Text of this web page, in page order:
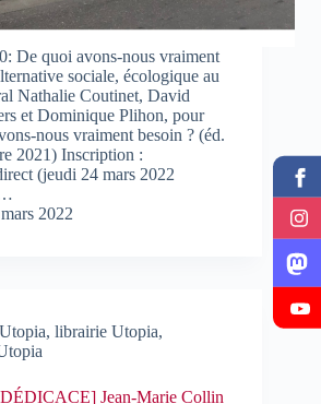
De quoi avons-nous vraiment
sociale, écologique au
Nathalie Coutinet, David
et Dominique Plihon, pour
nous vraiment besoin ? (éd.
2021) Inscription :
(jeudi 24 mars 2022
2022
, librairie Utopia,
Jean-Marie Collin